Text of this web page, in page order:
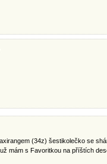
(34z) šestikolečko se
mám s Favoritkou na příštích